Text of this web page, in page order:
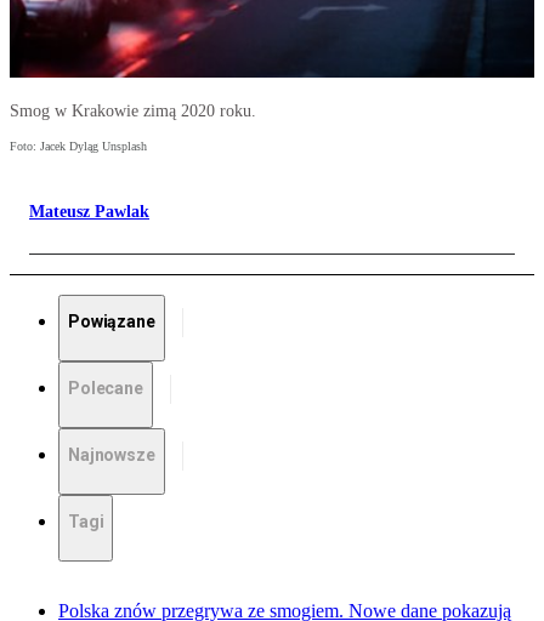
Smog w Krakowie zimą 2020 roku.
Foto: Jacek Dyląg Unsplash
Mateusz Pawlak
Powiązane
Polecane
Najnowsze
Tagi
Polska znów przegrywa ze smogiem. Nowe dane pokazują